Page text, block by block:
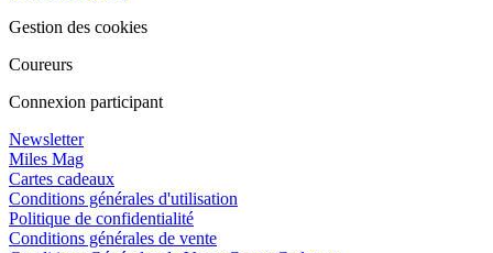
Gestion des cookies
Coureurs
Connexion participant
Newsletter
Miles Mag
Cartes cadeaux
Conditions générales d'utilisation
Politique de confidentialité
Conditions générales de vente